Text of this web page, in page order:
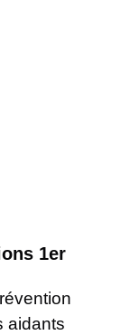
1er
aidants